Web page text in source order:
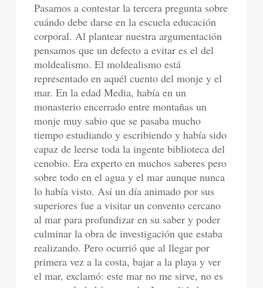
Pasamos a contestar la tercera pregunta sobre
cuándo debe darse en la escuela educación
corporal. Al plantear nuestra argumentación
pensamos que un defecto a evitar es el del
moldealismo. El moldealismo está
representado en aquél cuento del monje y el
mar. En la edad Media, había en un
monasterio encerrado entre montañas un
monje muy sabio que se pasaba mucho
tiempo estudiando y escribiendo y había sido
capaz de leerse toda la ingente biblioteca del
cenobio. Era experto en muchos saberes pero
sobre todo en el agua y el mar aunque nunca
lo había visto. Así un día animado por sus
superiores fue a visitar un convento cercano
al mar para profundizar en su saber y poder
culminar la obra de investigación que estaba
realizando. Pero ocurrió que al llegar por
primera vez a la costa, bajar a la playa y ver
el mar, exclamó: este mar no me sirve, no es